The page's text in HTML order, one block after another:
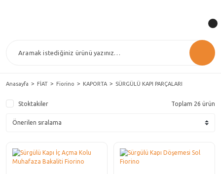
Anasayfa FİAT Fiorino KAPORTA SÜRGÜLÜ KAPI PARÇALARI
Stoktakiler Toplam 26 ürün